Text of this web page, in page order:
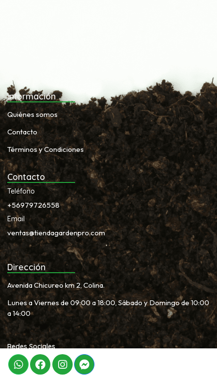
Información
Quiénes somos
Contacto
Términos y Condiciones
Contacto
Teléfono
+56979726558
Email
ventas@tiendagardenpro.com
Dirección
Avenida Chicureo km 2, Colina.
Lunes a Viernes de 09:00 a 18:00, Sábado y Domingo de 10:00
a 14:00
Redes Sociales